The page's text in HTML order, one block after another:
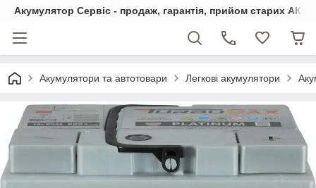
Акумулятор Сервіс - продаж, гарантія, прийом старих АКБ
Акумулятори та автотовари Легкові акумулятори